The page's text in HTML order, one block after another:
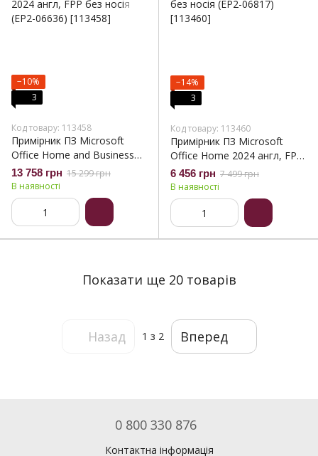
−10%
3
Код товару: 113458
Примірник ПЗ Microsoft
Office Home and Business
2024 англ, FPP без носія
(EP2-06636)
13 758 грн 15 299 грн
В наявності
−14%
3
Код товару: 113460
Примірник ПЗ Microsoft
Office Home 2024 англ, FPP
без носія (EP2-06817)
6 456 грн 7 499 грн
В наявності
Показати ще 20 товарів
Назад 1 з 2 Вперед
0 800 330 876
Контактна інформація